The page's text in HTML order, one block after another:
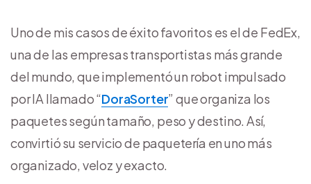
Uno de mis casos de éxito favoritos es el de FedEx,
una de las empresas transportistas más grande
del mundo, que implementó un robot impulsado
por IA llamado “DoraSorter” que organiza los
paquetes según tamaño, peso y destino. Así,
convirtió su servicio de paquetería en uno más
organizado, veloz y exacto.